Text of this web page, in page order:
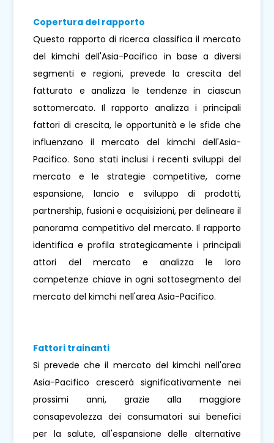
Copertura del rapporto
Questo rapporto di ricerca classifica il mercato
del kimchi dell'Asia-Pacifico in base a diversi
segmenti e regioni, prevede la crescita del
fatturato e analizza le tendenze in ciascun
sottomercato. Il rapporto analizza i principali
fattori di crescita, le opportunità e le sfide che
influenzano il mercato del kimchi dell'Asia-
Pacifico. Sono stati inclusi i recenti sviluppi del
mercato e le strategie competitive, come
espansione, lancio e sviluppo di prodotti,
partnership, fusioni e acquisizioni, per delineare il
panorama competitivo del mercato. Il rapporto
identifica e profila strategicamente i principali
attori del mercato e analizza le loro
competenze chiave in ogni sottosegmento del
mercato del kimchi nell'area Asia-Pacifico.
Fattori trainanti
Si prevede che il mercato del kimchi nell'area
Asia-Pacifico crescerà significativamente nei
prossimi anni, grazie alla maggiore
consapevolezza dei consumatori sui benefici
per la salute, all'espansione delle alternative